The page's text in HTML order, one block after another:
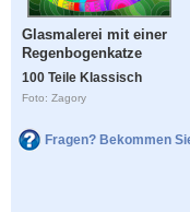
Glasmalerei mit einer
Regenbogenkatze
100 Teile Klassisch
Foto: Zagory
Fragen? Bekommen